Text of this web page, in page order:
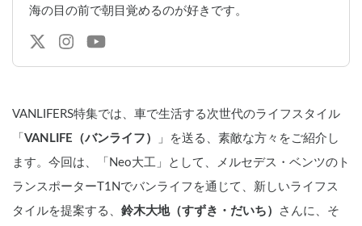
海の目の前で朝目覚めるのが好きです。
VANLIFERS特集では、車で生活する次世代のライフスタイル
「 VANLIFE（バンライフ）
」を送る、素敵な方々をご紹介し
ます。今回は、「Neo大工」として、メルセデス・ベンツのト
ランスポーターT1Nでバンライフを通じて、新しいライフス
タイルを提案する、 鈴木大地（すずき・だいち）
さんに、そ